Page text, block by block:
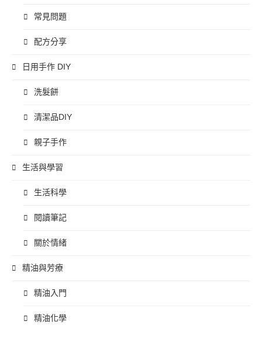
常見問題
配方分享
日用手作 DIY
洗髮餅
清潔品DIY
親子手作
生活與學習
生活科學
閱讀筆記
關於情緒
精油與芳療
精油入門
精油化學